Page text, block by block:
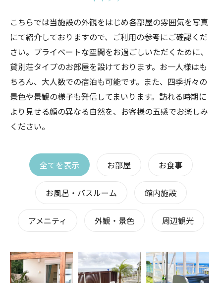
こちらでは当施設の外観をはじめ各部屋の雰囲気を写真
にて紹介しておりますので、ご利用の参考にご確認くだ
さい。プライベートな空間をお過ごしいただくために、
貸別荘タイプのお部屋を設けております。お一人様はも
ちろん、大人数での宿泊も可能です。また、四季折々の
景色や景観の様子も発信してまいります。訪れる時期に
より見せる顔の異なる自然を、お客様の五感でお楽しみ
ください。
全てを表示 お部屋 お食事
お風呂・バスルーム 館内施設
アメニティ 外観・景色 周辺観光